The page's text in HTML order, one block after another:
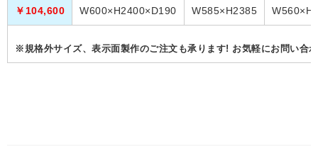
￥104,600 W600×H2400×D190 W585×H2385
※規格外サイズ、表示面製作のご注文も承ります! お気軽にお問い合